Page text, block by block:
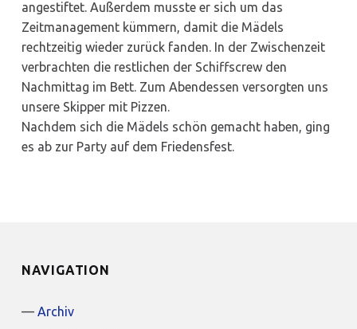
angestiftet. Außerdem musste er sich um das
Zeitmanagement kümmern, damit die Mädels
rechtzeitig wieder zurück fanden. In der Zwischenzeit
verbrachten die restlichen der Schiffscrew den
Nachmittag im Bett. Zum Abendessen versorgten uns
unsere Skipper mit Pizzen.
Nachdem sich die Mädels schön gemacht haben, ging
es ab zur Party auf dem Friedensfest.
NAVIGATION
Archiv